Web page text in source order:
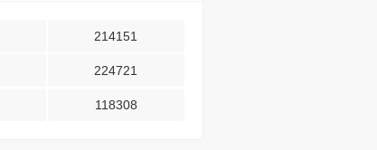
214151
224721
118308